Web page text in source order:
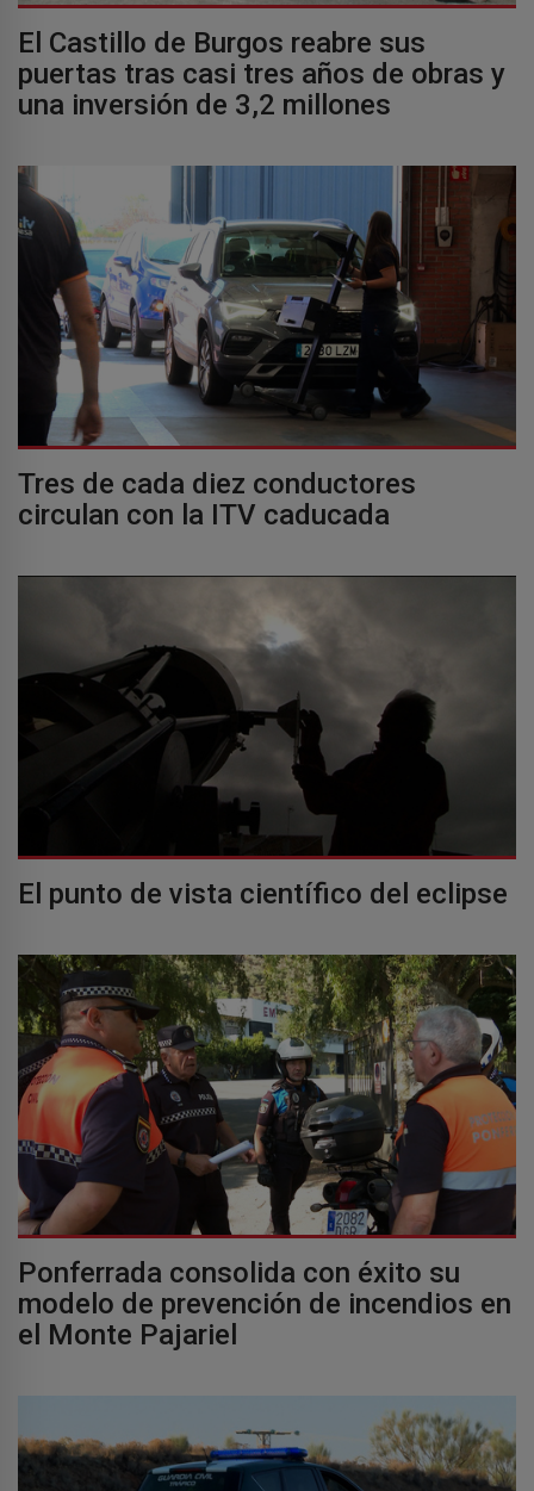
El Castillo de Burgos reabre sus
puertas tras casi tres años de obras y
una inversión de 3,2 millones
Tres de cada diez conductores
circulan con la ITV caducada
El punto de vista científico del eclipse
Ponferrada consolida con éxito su
modelo de prevención de incendios en
el Monte Pajariel